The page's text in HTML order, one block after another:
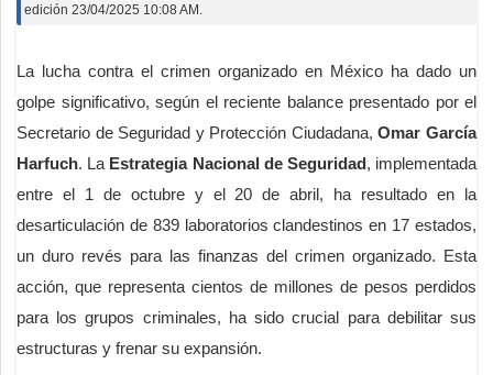
edición 23/04/2025 10:08 AM.
La lucha contra el crimen organizado en México ha dado un
golpe significativo, según el reciente balance presentado por el
Secretario de Seguridad y Protección Ciudadana,Omar García
Harfuch. La Estrategia Nacional de Seguridad, implementada
entre el 1 de octubre y el 20 de abril, ha resultado en la
desarticulación de 839 laboratorios clandestinos en 17 estados,
un duro revés para las finanzas del crimen organizado. Esta
acción, que representa cientos de millones de pesos perdidos
para los grupos criminales, ha sido crucial para debilitar sus
estructuras y frenar su expansión.